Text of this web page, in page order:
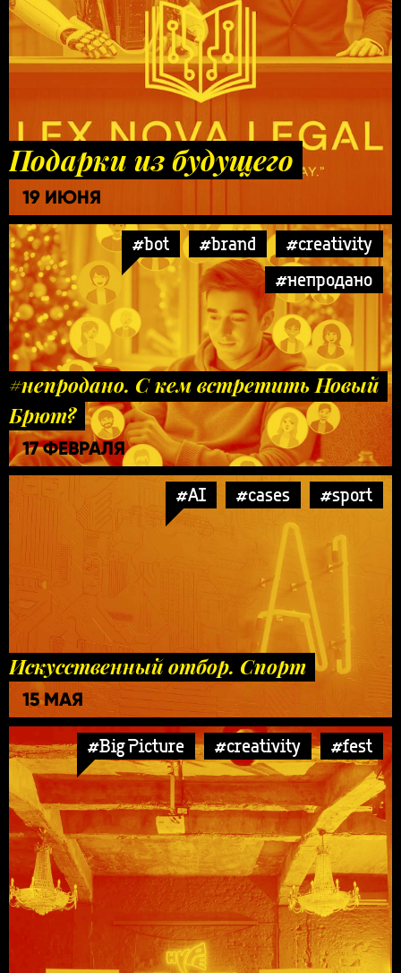
Подарки из будущего
19 ИЮНЯ
#bot #brand
#creativity
#непродано
#непродано. С кем встретить Новый
Брют?
17 ФЕВРАЛЯ
#AI #cases #sport
Искусственный отбор. Спорт
15 МАЯ
#Big Picture #creativity #fest